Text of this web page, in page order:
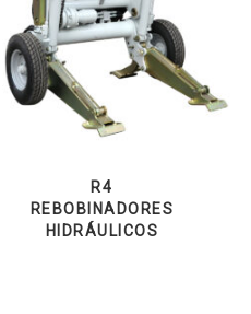
R4
REBOBINADORES
HIDRÁULICOS